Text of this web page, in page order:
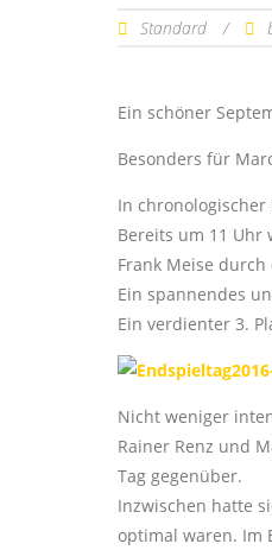
Standard /
Ein schöner
Besonders für
In chronologischer
Bereits um 11 Uhr
Frank Meise durch
Ein spannendes
Ein verdienter 3.
Nicht weniger
Rainer Renz und
Tag gegenüber.
Inzwischen hatte
optimal waren. Im